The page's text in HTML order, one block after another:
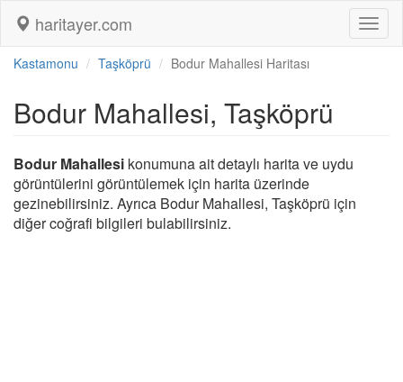
haritayer.com
Kastamonu Taşköprü Bodur Mahallesi Haritası
Bodur Mahallesi, Taşköprü
Bodur Mahallesi konumuna ait detaylı harita ve uydu
görüntülerini görüntülemek için harita üzerinde
gezinebilirsiniz. Ayrıca Bodur Mahallesi, Taşköprü için
diğer coğrafi bilgileri bulabilirsiniz.